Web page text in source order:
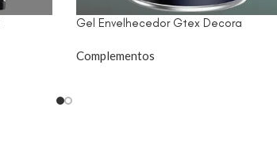
Gel Envelhecedor Gtex Decora
Complementos